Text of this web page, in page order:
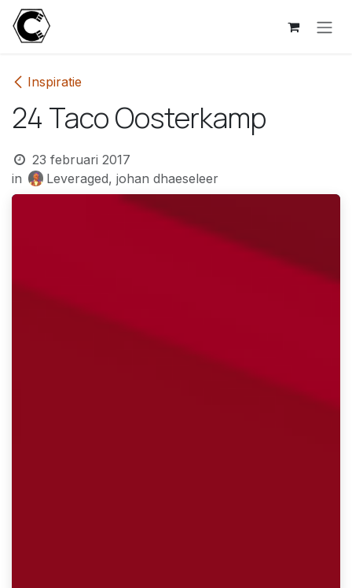
Overslaan naar inhoud
Inspiratie
24 Taco Oosterkamp
23 februari 2017
in
Leveraged, johan dhaeseleer